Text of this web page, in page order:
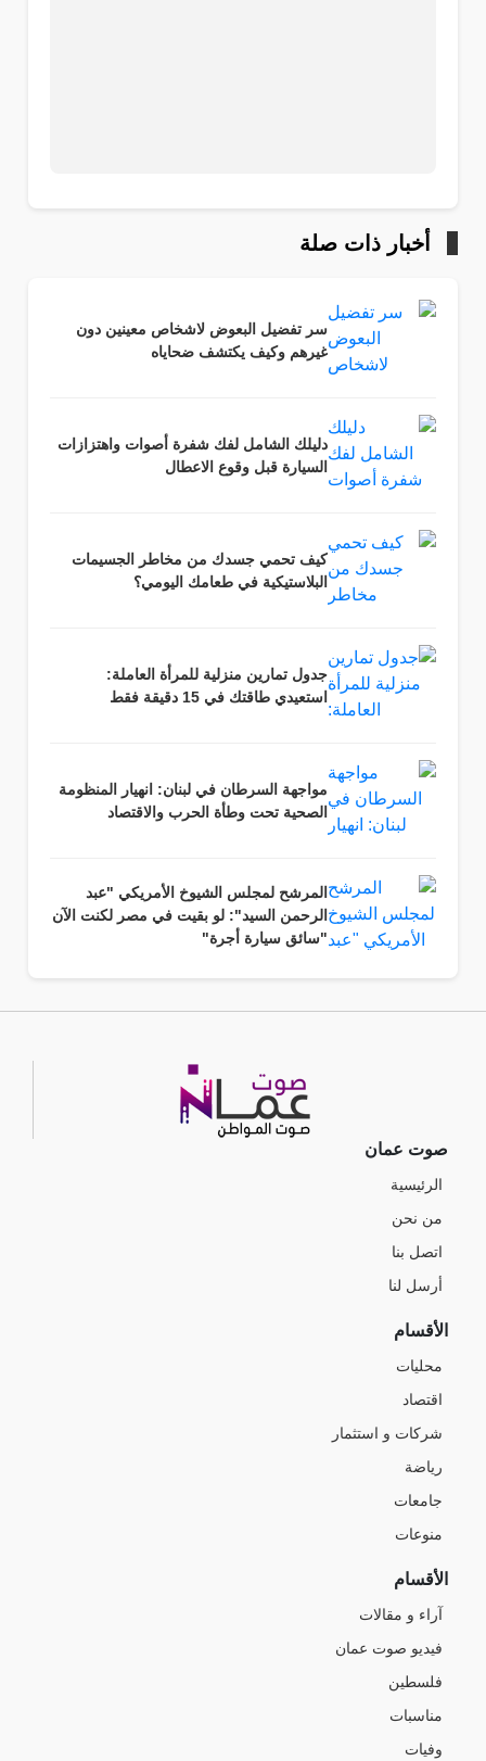
أخبار ذات صلة
سر تفضيل البعوض لاشخاص معينين دون
غيرهم وكيف يكتشف ضحاياه
دليلك الشامل لفك شفرة أصوات واهتزازات
السيارة قبل وقوع الاعطال
كيف تحمي جسدك من مخاطر الجسيمات
البلاستيكية في طعامك اليومي؟
جدول تمارين منزلية للمرأة العاملة:
استعيدي طاقتك في 15 دقيقة فقط
مواجهة السرطان في لبنان: انهيار المنظومة
الصحية تحت وطأة الحرب والاقتصاد
المرشح لمجلس الشيوخ الأمريكي "عبد
الرحمن السيد": لو بقيت في مصر لكنت الآن
"سائق سيارة أجرة"
صوت عمان
الرئيسية
من نحن
اتصل بنا
أرسل لنا
الأقسام
محليات
اقتصاد
شركات و استثمار
رياضة
جامعات
منوعات
الأقسام
آراء و مقالات
فيديو صوت عمان
فلسطين
مناسبات
وفيات